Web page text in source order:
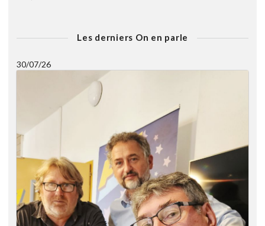
Les derniers On en parle
30/07/26